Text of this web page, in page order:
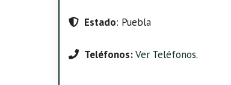
Estado: Puebla
Teléfonos:Ver Teléfonos.